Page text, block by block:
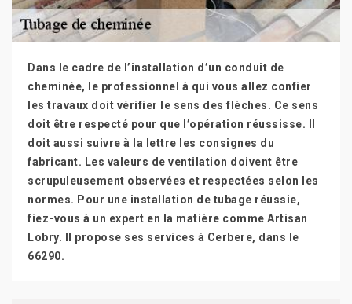
Dans le cadre de l’installation d’un conduit de
cheminée, le professionnel à qui vous allez confier
les travaux doit vérifier le sens des flèches. Ce sens
doit être respecté pour que l’opération réussisse. Il
doit aussi suivre à la lettre les consignes du
fabricant. Les valeurs de ventilation doivent être
scrupuleusement observées et respectées selon les
normes. Pour une installation de tubage réussie,
fiez-vous à un expert en la matière comme Artisan
Lobry. Il propose ses services à Cerbere, dans le
66290.